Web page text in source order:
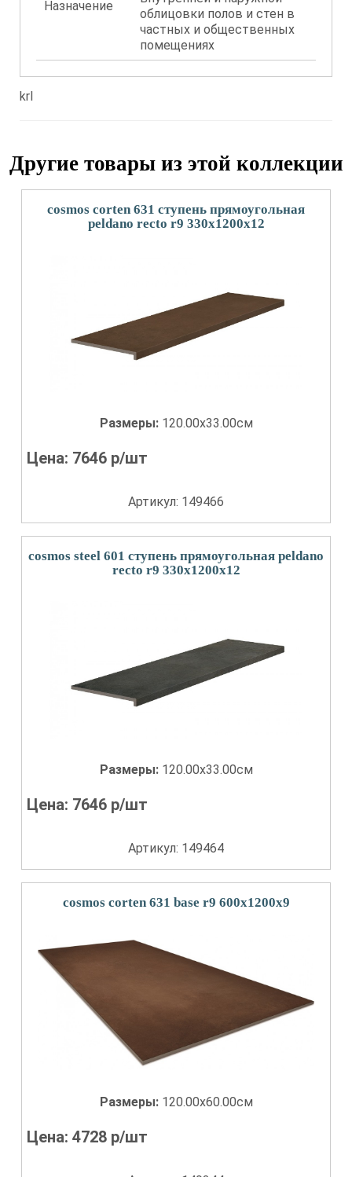
Назначение
облицовки полов и стен в
частных и общественных
помещениях
krl
Другие товары из этой коллекции
cosmos corten 631 ступень прямоугольная
peldano recto r9 330х1200х12
Размеры: 120.00x33.00см
Цена: 7646 р/шт
Артикул: 149466
cosmos steel 601 ступень прямоугольная peldano
recto r9 330х1200х12
Размеры: 120.00x33.00см
Цена: 7646 р/шт
Артикул: 149464
cosmos corten 631 base r9 600х1200х9
Размеры: 120.00x60.00см
Цена:4728 р/шт